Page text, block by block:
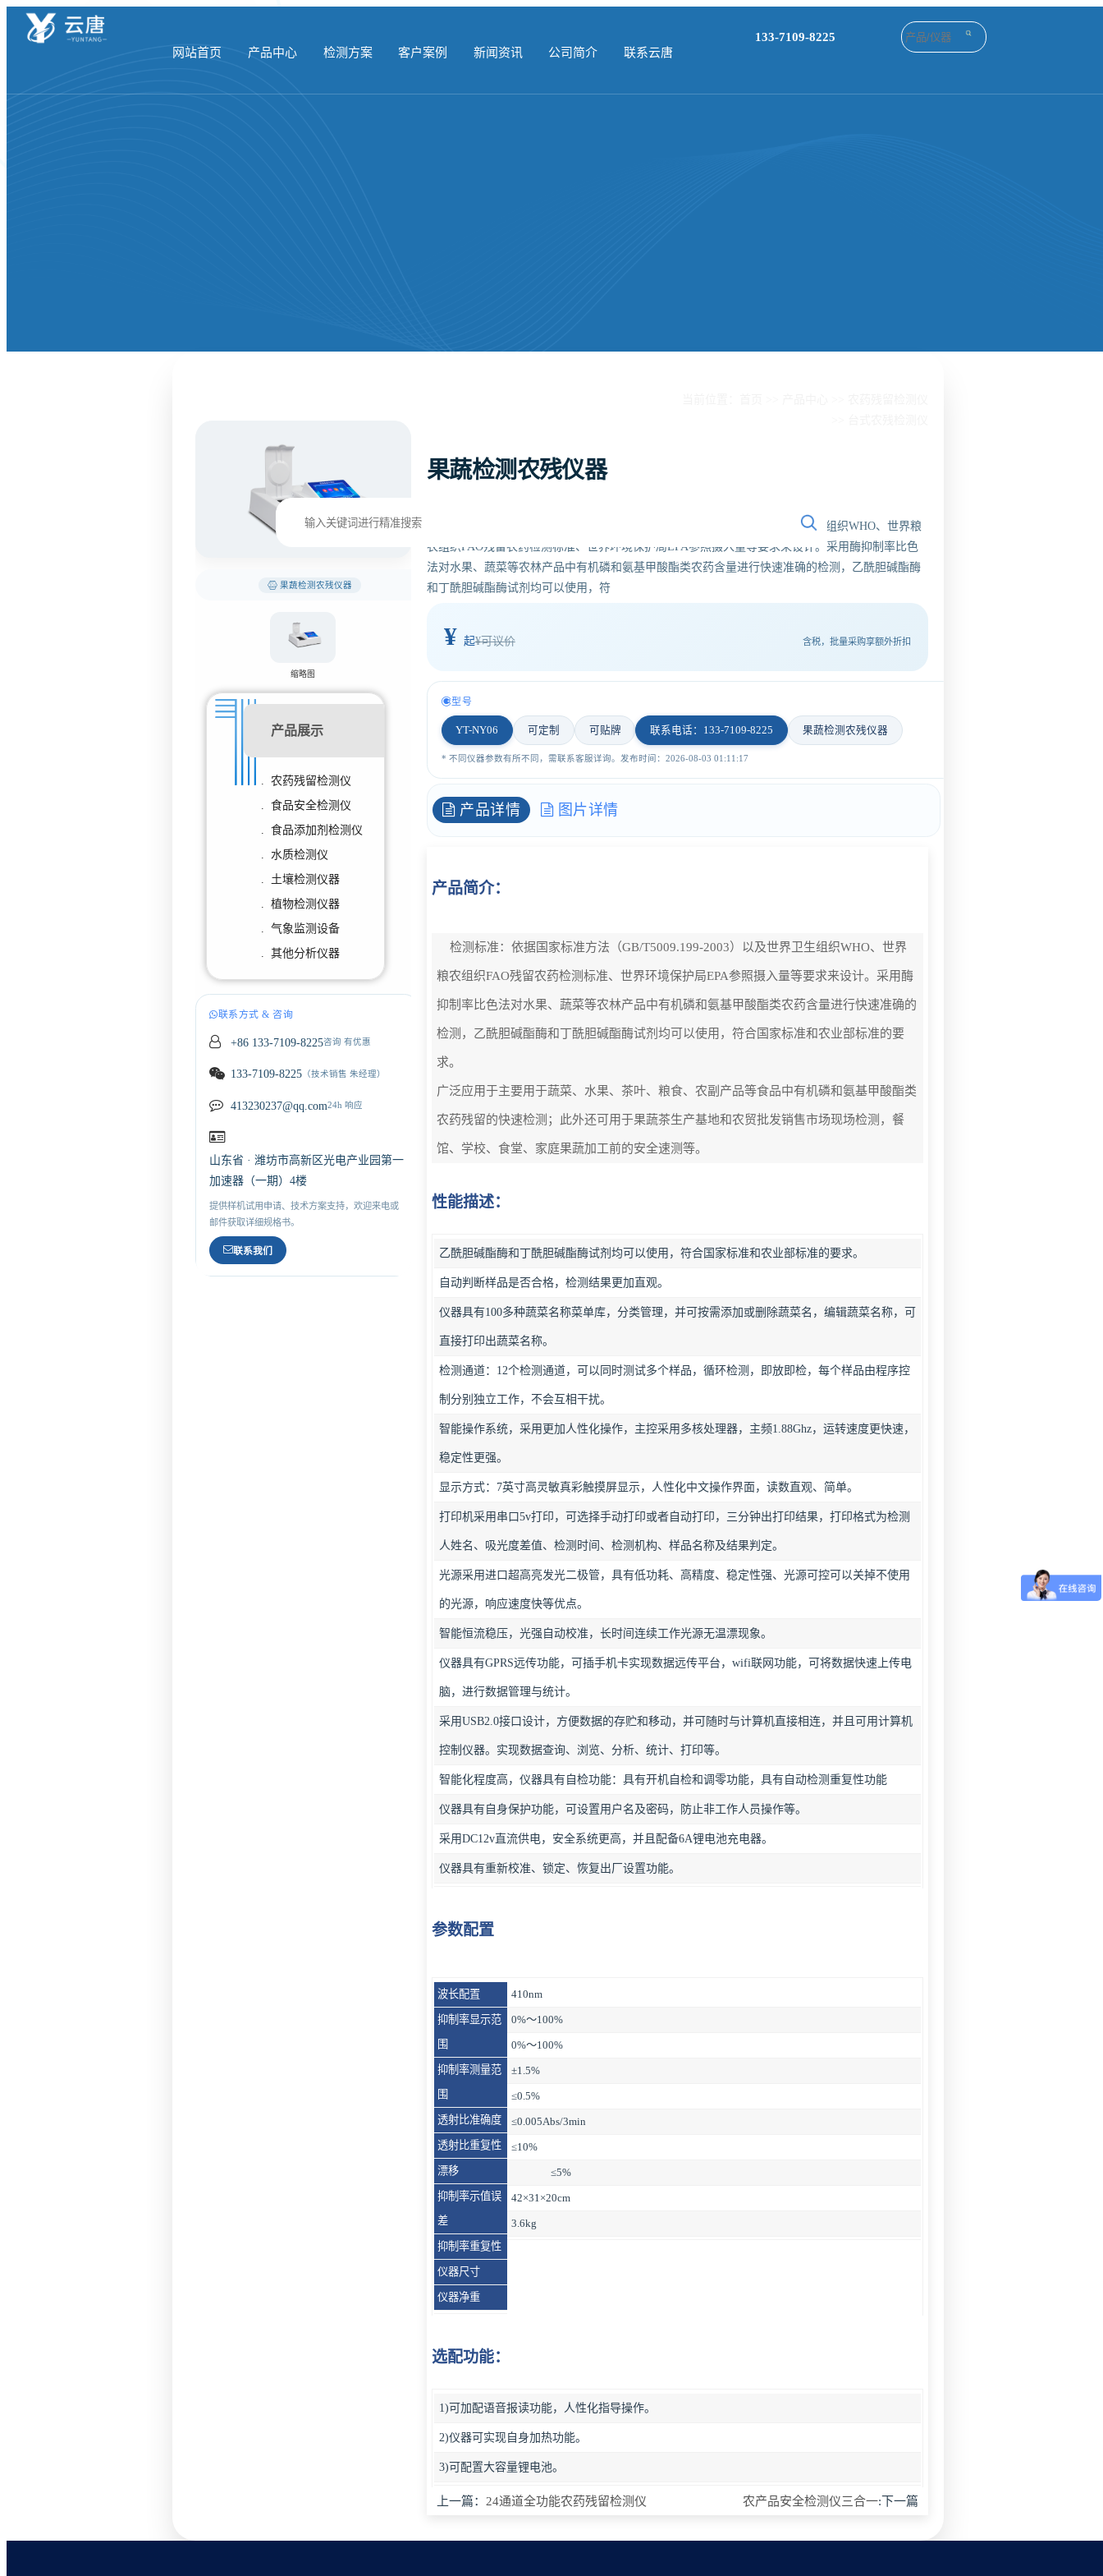
网站首页 产品中心 检测方案 客户案例 新闻资讯 公司简介 联系云唐
133-7109-8225
果蔬检测农残仪器
缩略图
产品展示
. 农药残留检测仪
. 食品安全检测仪
. 食品添加剂检测仪
. 水质检测仪
. 土壤检测仪器
. 植物检测仪器
. 气象监测设备
. 其他分析仪器
联系方式 & 咨询
+86 133-7109-8225咨询 有优惠
133-7109-8225（技术销售 朱经理）
413230237@qq.com24h 响应
山东省 · 潍坊市高新区光电产业园第一
加速器（一期）4楼
提供样机试用申请、技术方案支持，欢迎来电或
邮件获取详细规格书。
联系我们
果蔬检测农残仪器
产品简介： 检测标准：依据国家标准方法（GB/T5009.199-2003）以及世界卫生组织WHO、世界粮
农组织FAO残留农药检测标准、世界环境保护局EPA参照摄入量等要求来设计。采用酶抑制率比色
法对水果、蔬菜等农林产品中有机磷和氨基甲酸酯类农药含量进行快速准确的检测，乙酰胆碱酯酶
和丁酰胆碱酯酶试剂均可以使用，符
¥ 起¥可议价 含税，批量采购享额外折扣
型号
YT-NY06 可定制 可贴牌 联系电话：133-7109-8225 果蔬检测农残仪器
* 不同仪器参数有所不同，需联系客服详询。发布时间：2026-08-03 01:11:17
产品详情 图片详情
产品简介：
检测标准：依据国家标准方法（GB/T5009.199-2003）以及世界卫生组织WHO、世界
粮农组织FAO残留农药检测标准、世界环境保护局EPA参照摄入量等要求来设计。采用酶
抑制率比色法对水果、蔬菜等农林产品中有机磷和氨基甲酸酯类农药含量进行快速准确的
检测，乙酰胆碱酯酶和丁酰胆碱酯酶试剂均可以使用，符合国家标准和农业部标准的要
求。
广泛应用于主要用于蔬菜、水果、茶叶、粮食、农副产品等食品中有机磷和氨基甲酸酯类
农药残留的快速检测；此外还可用于果蔬茶生产基地和农贸批发销售市场现场检测，餐
馆、学校、食堂、家庭果蔬加工前的安全速测等。
性能描述：
乙酰胆碱酯酶和丁酰胆碱酯酶试剂均可以使用，符合国家标准和农业部标准的要求。
自动判断样品是否合格，检测结果更加直观。
仪器具有100多种蔬菜名称菜单库，分类管理，并可按需添加或删除蔬菜名，编辑蔬菜名称，可
直接打印出蔬菜名称。
检测通道：12个检测通道，可以同时测试多个样品，循环检测，即放即检，每个样品由程序控
制分别独立工作，不会互相干扰。
智能操作系统，采用更加人性化操作，主控采用多核处理器，主频1.88Ghz，运转速度更快速，
稳定性更强。
显示方式：7英寸高灵敏真彩触摸屏显示，人性化中文操作界面，读数直观、简单。
打印机采用串口5v打印，可选择手动打印或者自动打印，三分钟出打印结果，打印格式为检测
人姓名、吸光度差值、检测时间、检测机构、样品名称及结果判定。
光源采用进口超高亮发光二极管，具有低功耗、高精度、稳定性强、光源可控可以关掉不使用
的光源，响应速度快等优点。
智能恒流稳压，光强自动校准，长时间连续工作光源无温漂现象。
仪器具有GPRS远传功能，可插手机卡实现数据远传平台，wifi联网功能，可将数据快速上传电
脑，进行数据管理与统计。
采用USB2.0接口设计，方便数据的存贮和移动，并可随时与计算机直接相连，并且可用计算机
控制仪器。实现数据查询、浏览、分析、统计、打印等。
智能化程度高，仪器具有自检功能：具有开机自检和调零功能，具有自动检测重复性功能
仪器具有自身保护功能，可设置用户名及密码，防止非工作人员操作等。
采用DC12v直流供电，安全系统更高，并且配备6A锂电池充电器。
仪器具有重新校准、锁定、恢复出厂设置功能。
参数配置
波长配置
抑制率显示范
围
抑制率测量范
围
透射比准确度
透射比重复性
漂移
抑制率示值误
差
抑制率重复性
仪器尺寸
仪器净重
410nm
0%～100%
0%～100%
±1.5%
≤0.5%
≤0.005Abs/3min
≤10%
≤5%
42×31×20cm
3.6kg
选配功能：
1)可加配语音报读功能，人性化指导操作。
2)仪器可实现自身加热功能。
3)可配置大容量锂电池。
上一篇： 24通道全功能农药残留检测仪 农产品安全检测仪三合一:下一篇